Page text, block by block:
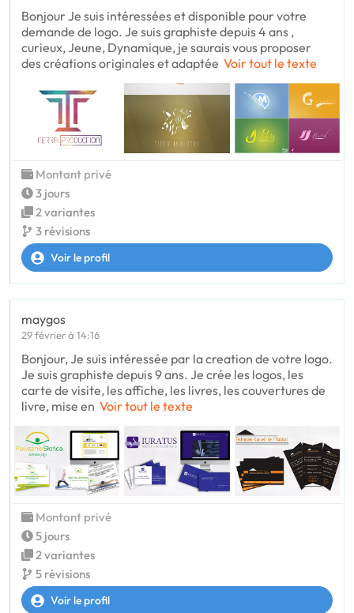
Bonjour Je suis intéressées et disponible pour votre
demande de logo. Je suis graphiste depuis 4 ans ,
curieux, Jeune, Dynamique, je saurais vous proposer
des créations originales et adaptée Voir tout le texte
Montant privé
3 jours
2 variantes
3 révisions
Voir le profil
maygos
29 février à 14:16
Bonjour, Je suis intéressée par la creation de votre logo.
Je suis graphiste depuis 9 ans. Je crée les logos, les
carte de visite, les affiche, les livres, les couvertures de
livre, mise en Voir tout le texte
Montant privé
5 jours
2 variantes
5 révisions
Voir le profil